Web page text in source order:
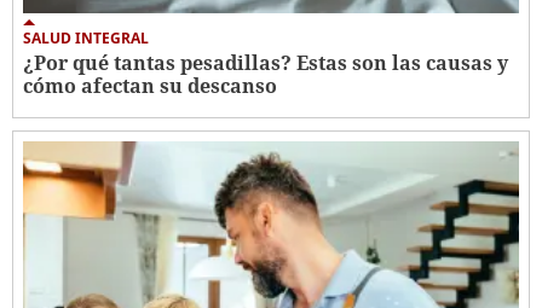
SALUD INTEGRAL
¿Por qué tantas pesadillas? Estas son las causas y
cómo afectan su descanso